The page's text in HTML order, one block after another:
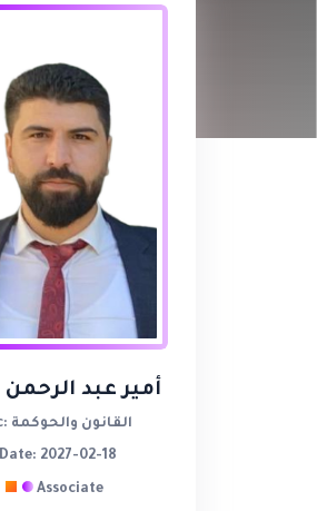
أمير عبد
Spec: القانون والحوكمة
2027-02-18
Associate